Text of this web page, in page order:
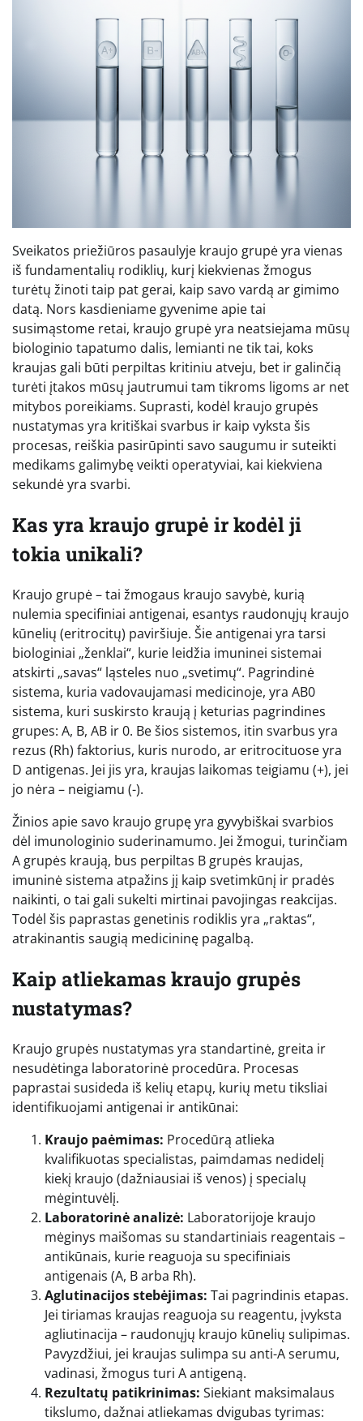
Sveikatos priežiūros pasaulyje kraujo grupė yra vienas
iš fundamentalių rodiklių, kurį kiekvienas žmogus
turėtų žinoti taip pat gerai, kaip savo vardą ar gimimo
datą. Nors kasdieniame gyvenime apie tai
susimąstome retai, kraujo grupė yra neatsiejama mūsų
biologinio tapatumo dalis, lemianti ne tik tai, koks
kraujas gali būti perpiltas kritiniu atveju, bet ir galinčią
turėti įtakos mūsų jautrumui tam tikroms ligoms ar net
mitybos poreikiams. Suprasti, kodėl kraujo grupės
nustatymas yra kritiškai svarbus ir kaip vyksta šis
procesas, reiškia pasirūpinti savo saugumu ir suteikti
medikams galimybę veikti operatyviai, kai kiekviena
sekundė yra svarbi.
Kas yra kraujo grupė ir kodėl ji
tokia unikali?
Kraujo grupė – tai žmogaus kraujo savybė, kurią
nulemia specifiniai antigenai, esantys raudonųjų kraujo
kūnelių (eritrocitų) paviršiuje. Šie antigenai yra tarsi
biologiniai „ženklai“, kurie leidžia imuninei sistemai
atskirti „savas“ ląsteles nuo „svetimų“. Pagrindinė
sistema, kuria vadovaujamasi medicinoje, yra AB0
sistema, kuri suskirsto kraują į keturias pagrindines
grupes: A, B, AB ir 0. Be šios sistemos, itin svarbus yra
rezus (Rh) faktorius, kuris nurodo, ar eritrocituose yra
D antigenas. Jei jis yra, kraujas laikomas teigiamu (+), jei
jo nėra – neigiamu (-).
Žinios apie savo kraujo grupę yra gyvybiškai svarbios
dėl imunologinio suderinamumo. Jei žmogui, turinčiam
A grupės kraują, bus perpiltas B grupės kraujas,
imuninė sistema atpažins jį kaip svetimkūnį ir pradės
naikinti, o tai gali sukelti mirtinai pavojingas reakcijas.
Todėl šis paprastas genetinis rodiklis yra „raktas“,
atrakinantis saugią medicininę pagalbą.
Kaip atliekamas kraujo grupės
nustatymas?
Kraujo grupės nustatymas yra standartinė, greita ir
nesudėtinga laboratorinė procedūra. Procesas
paprastai susideda iš kelių etapų, kurių metu tiksliai
identifikuojami antigenai ir antikūnai:
Kraujo paėmimas: Procedūrą atlieka
kvalifikuotas specialistas, paimdamas nedidelį
kiekį kraujo (dažniausiai iš venos) į specialų
mėgintuvėlį.
Laboratorinė analizė: Laboratorijoje kraujo
mėginys maišomas su standartiniais reagentais –
antikūnais, kurie reaguoja su specifiniais
antigenais (A, B arba Rh).
Aglutinacijos stebėjimas: Tai pagrindinis etapas.
Jei tiriamas kraujas reaguoja su reagentu, įvyksta
agliutinacija – raudonųjų kraujo kūnelių sulipimas.
Pavyzdžiui, jei kraujas sulimpa su anti-A serumu,
vadinasi, žmogus turi A antigeną.
Rezultatų patikrinimas: Siekiant maksimalaus
tikslumo, dažnai atliekamas dvigubas tyrimas: